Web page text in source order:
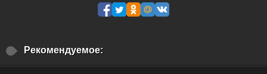
Рекомендуемое: